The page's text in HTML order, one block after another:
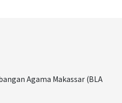
Agama Makassar (BLA